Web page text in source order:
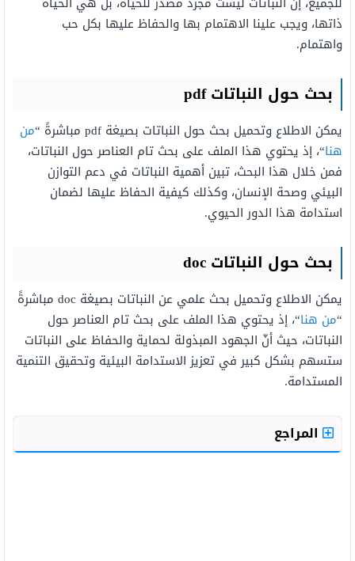
ذاتها، ويجب علينا الاهتمام بها والحفاظ عليها بكل حب
واهتمام.
بحث حول النباتات pdf
يمكن الاطلاع وتحميل بحث حول النباتات بصيغة pdf مباشرةً “
من
هنا“، إذ يحتوي هذا الملف على بحث تام العناصر حول النباتات،
فمن خلال هذا البحث، تبين أهمية النباتات في دعم التوازن
البيئي وصحة الإنسان، وكذلك كيفية الحفاظ عليها لضمان
استدامة هذا الدور الحيوي.
بحث حول النباتات doc
يمكن الاطلاع وتحميل بحث علمي عن النباتات
بصيغة doc مباشرةً
“من هنا“، إذ يحتوي هذا الملف على بحث تام العناصر حول
النباتات، حيث أنّ الجهود المبذولة لحماية والحفاظ على النباتات
ستسهم بشكل كبير في تعزيز الاستدامة البيئية وتحقيق التنمية
المستدامة.
المراجع